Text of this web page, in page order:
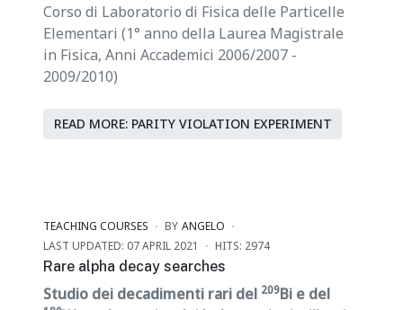
Corso di Laboratorio di Fisica delle Particelle
Elementari (1° anno della Laurea Magistrale
in Fisica, Anni Accademici 2006/2007 -
2009/2010)
READ MORE: PARITY VIOLATION EXPERIMENT
TEACHING COURSES BY ANGELO
LAST UPDATED: 07 APRIL 2021
HITS: 2974
Rare alpha decay searches
Studio dei decadimenti rari del 209Bi e del